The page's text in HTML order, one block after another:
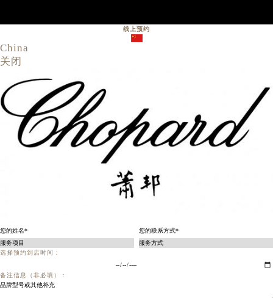
线上预约
China
关闭
选择预约到店时间：
备注信息（非必填）：